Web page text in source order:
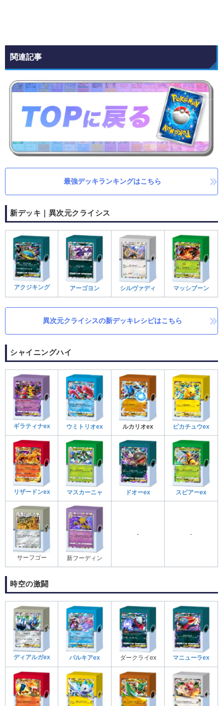
関連記事
最強デッキランキングはこちら
新デッキ｜異次元クライシス
アクジキング アーゴヨン シルヴァディ マッシブーン
異次元クライシスの新デッキレシピはこちら
シャイニングハイ
ギラティナex ウミトリオex ルカリオex ピカチュウex
リザードンex マスカーニャ ドオーex スピアーex
サーフゴー 新フーディン
- -
時空の激闘
ディアルガex パルキアex ダークライex マニューラex